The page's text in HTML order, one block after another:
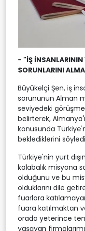
- "İŞ
SORUNLARINI
Büyükelçi Şen, iş
sorununun Alman
seviyedeki
belirterek,
konusunda
beklediklerini
Türkiye'nin yurt
kalabalık misyona
olduğunu ve bu
olduklarını dile
fuarlara
fuara katılmaktan
orada yeterince
yaşayan